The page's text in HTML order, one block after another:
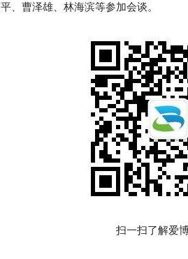
、曹泽雄、林海滨等参加会谈。
扫一扫了解爱博